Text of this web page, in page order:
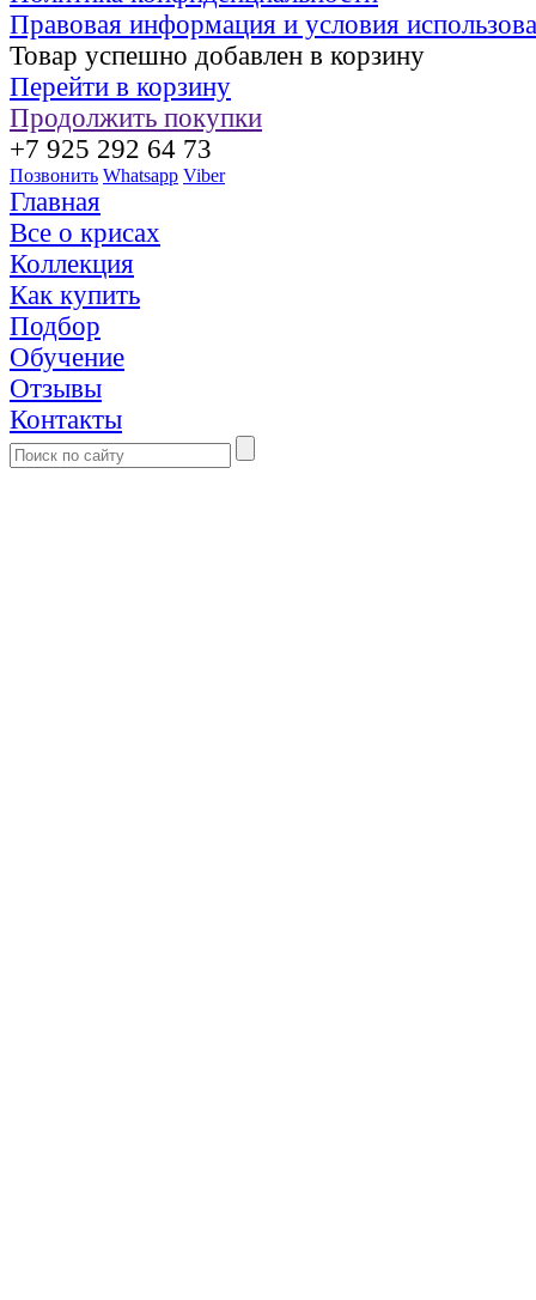
Правовая информация и условия
Товар успешно добавлен в корзину
Перейти в корзину
Продолжить покупки
+7 925 292 64 73
Позвонить Whatsapp Viber
Главная
Все о крисах
Коллекция
Как купить
Подбор
Обучение
Отзывы
Контакты